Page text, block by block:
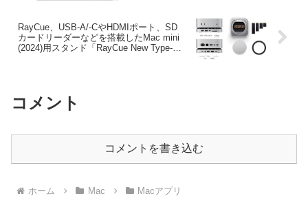
RayCue、USB-A/-CやHDMIポート、SD
カードリーダーなどを搭載したMac mini
(2024)用スタンド「RayCue New Type-C
コメント
コメントを書き込む
ホーム Mac Macアプリ